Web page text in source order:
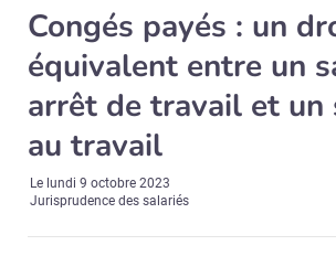
Congés payés : un
équivalent entre un
arrêt de travail et un
au travail
Le lundi 9 octobre 2023
Jurisprudence des salariés